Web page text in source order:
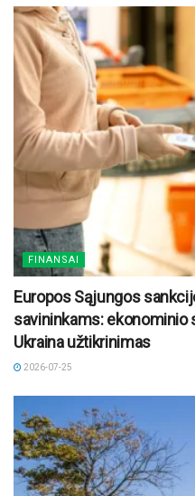
FINANSAI
Europos Sąjungos
savininkams: ekonominio
Ukraina užtikrinimas
2026-07-25